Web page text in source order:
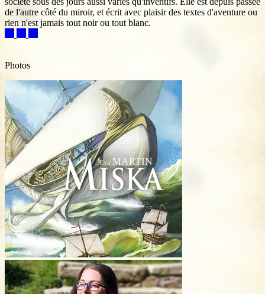
de l'autre côté du miroir, et écrit avec plaisir des textes d'aventure ou
rien n'est jamais tout noir ou tout blanc.
Photos